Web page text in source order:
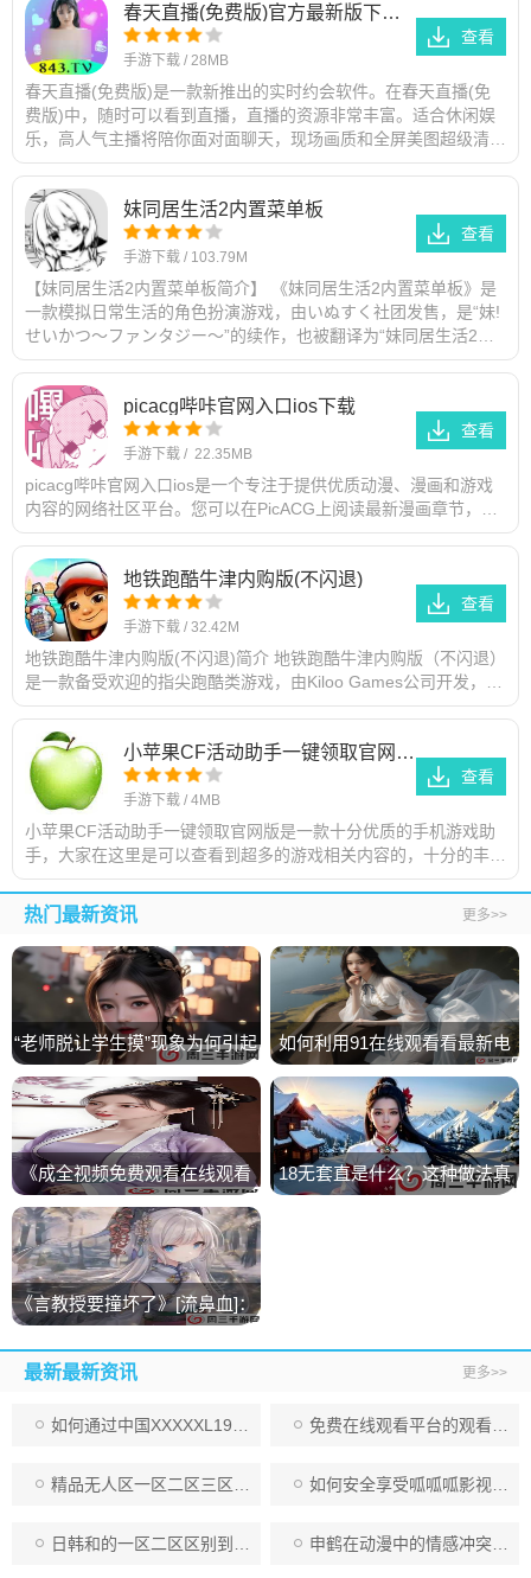
春天直播(免费版)官方最新版下载安装
手游下载 / 28MB
查看
春天直播(免费版)是一款新推出的实时约会软件。在春天直播(免
费版)中，随时可以看到直播，直播的资源非常丰富。适合休闲娱
乐，高人气主播将陪你面对面聊天，现场画质和全屏美图超级清
晰，感兴趣的朋友快来本站下
妺同居生活2内置菜单板
手游下载 / 103.79M
查看
【妺同居生活2内置菜单板简介】 《妺同居生活2内置菜单板》是
一款模拟日常生活的角色扮演游戏，由いぬすく社团发售，是“妹!
せいかつ～ファンタジー～”的续作，也被翻译为“妹同居生活2：
异世界幻想”。游戏设
picacg哔咔官网入口ios下载
手游下载 / 22.35MB
查看
picacg哔咔官网入口ios是一个专注于提供优质动漫、漫画和游戏
内容的网络社区平台。您可以在PicACG上阅读最新漫画章节，分
享创作作品，并参与有趣的活动与比赛。您可以在picacg哔咔官网
入口io
地铁跑酷牛津内购版(不闪退)
手游下载 / 32.42M
查看
地铁跑酷牛津内购版(不闪退)简介 地铁跑酷牛津内购版（不闪退）
是一款备受欢迎的指尖跑酷类游戏，由Kiloo Games公司开发，并
于2012年在iOS和Android平台上发布。游戏以地铁轨道为背景，
小苹果CF活动助手一键领取官网版下载
手游下载 / 4MB
查看
小苹果CF活动助手一键领取官网版是一款十分优质的手机游戏助
手，大家在这里是可以查看到超多的游戏相关内容的，十分的丰
富，各种不同的资讯都有。还有超多的游戏活动内容，很多福利带
给大家的，感兴趣的小伙伴赶紧
热门最新资讯 更多>>
“老师脱让学生摸”现象为何引起
热议？家长与教育者该如何应
对？
如何利用91在线观看看最新电
影？揭秘91在线观看平台的独
特优势与使用技巧！
《成全视频免费观看在线观看
第14集预告》免费下载地址分
享
18无套直是什么？这种做法真
《言教授要撞坏了》[流鼻血]：
一部荒诞搞笑背后蕴含人生哲
最新最新资讯 更多>>
如何通过中国XXXXXL19Dfm免费资源找到适合自己的内容？：免费资源的获取与注意事项揭秘 免费在线观看平台的观看人数更新时间有何意义？如何通过这些数据提高观影体验？
精品无人区一区二区三区：探索独特魅力与深度体验 如何安全享受呱呱呱影视大全免费观看的丰富影视资源？用户应该注意哪些潜在风险？
日韩和的一区二区区别到底是什么？日本与韩国的文化差异你了解吗？ 申鹤在动漫中的情感冲突和高潮表达：她为何引发观众深思？